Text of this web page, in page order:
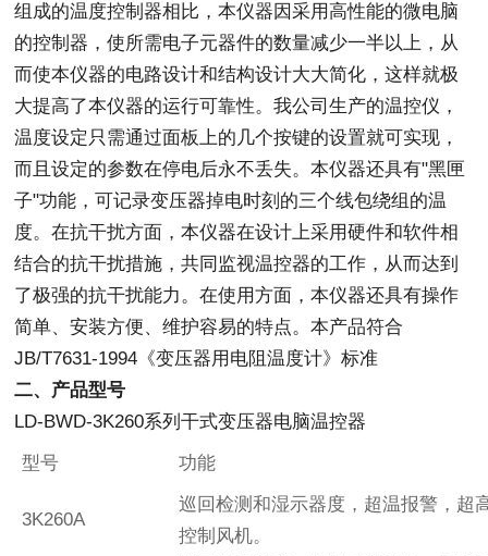
组成的温度控制器相比，本仪器因采用高性能的微电脑
的控制器，使所需电子元器件的数量减少一半以上，从
而使本仪器的电路设计和结构设计大大简化，这样就极
大提高了本仪器的运行可靠性。我公司生产的温控仪，
温度设定只需通过面板上的几个按键的设置就可实现，
而且设定的参数在停电后永不丢失。本仪器还具有"黑匣
子"功能，可记录变压器掉电时刻的三个线包绕组的温
度。在抗干扰方面，本仪器在设计上采用硬件和软件相
结合的抗干扰措施，共同监视温控器的工作，从而达到
了极强的抗干扰能力。在使用方面，本仪器还具有操作
简单、安装方便、维护容易的特点。本产品符合
JB/T7631-1994《变压器用电阻温度计》标准
二、产品型号
LD-BWD-3K260系列干式变压器电脑温控器
型号
功能
3K260A
巡回检测和湿示器度，超温报警，超
控制风机。